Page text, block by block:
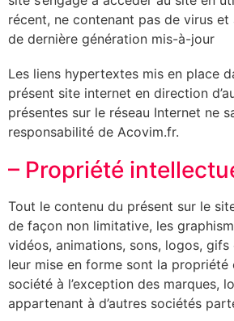
récent, ne contenant pas de virus
de dernière génération mis-à-jour
Les liens hypertextes mis en place
présent site internet en direction
présentes sur le réseau Internet ne
responsabilité de Acovim.fr.
– Propriété
Tout le contenu du présent sur le
de façon non limitative, les
vidéos, animations, sons, logos,
leur mise en forme sont la propriété
société à l’exception des marques,
appartenant à d’autres sociétés